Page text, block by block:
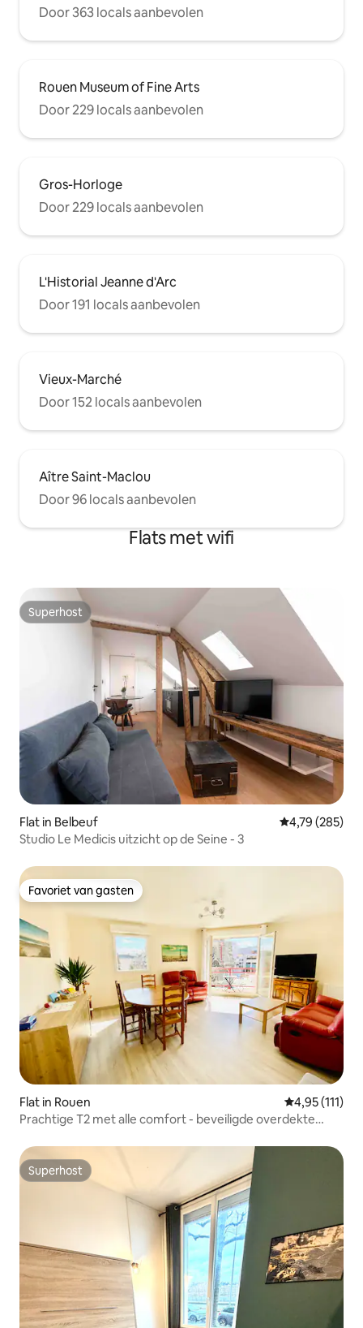
Door 363 locals aanbevolen
Rouen Museum of Fine Arts
Door 229 locals aanbevolen
Gros-Horloge
Door 229 locals aanbevolen
L'Historial Jeanne d'Arc
Door 191 locals aanbevolen
Vieux-Marché
Door 152 locals aanbevolen
Aître Saint-Maclou
Door 96 locals aanbevolen
Flats met wifi
Superhost
Superhost
Flat in Belbeuf Gemiddelde
4,79 (285)
Studio Le Medicis uitzicht op de Seine - 3
Favoriet van gasten
Favoriet van gasten
Flat in Rouen Gemiddelde
4,95 (111)
Prachtige T2 met alle comfort - beveiligde overdekte
Superhost
Superhost